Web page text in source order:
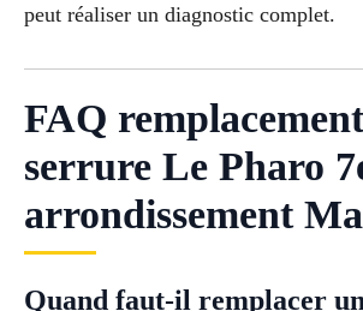
peut réaliser un diagnostic complet.
FAQ
serrure Le Pharo
arrondissement
Quand faut-il remplacer